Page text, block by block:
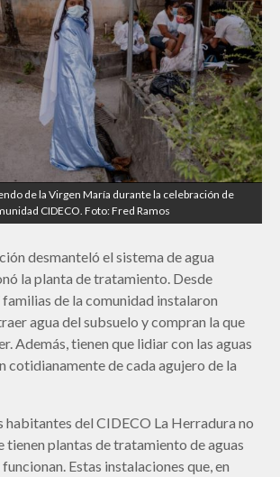
de la Virgen María durante la celebración de
CIDECO. Foto: Fred Ramos
desmanteló el sistema de agua
la planta de tratamiento. Desde
de la comunidad instalaron
agua del subsuelo y compran la que
Además, tienen que lidiar con las aguas
cotidianamente de cada agujero de la
habitantes del CIDECO La Herradura no
tienen plantas de tratamiento de aguas
Estas instalaciones que, en